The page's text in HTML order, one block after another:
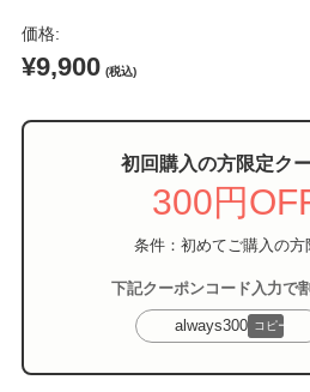
価格:
¥9,900 (税込)
初回購入の方限定ク
300円
条件：初めてご購入の方
下記クーポンコード入力で
always300 コピー